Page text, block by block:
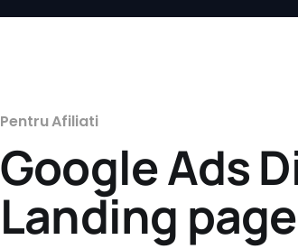
Pentru Afiliati
Google Ads
Landing